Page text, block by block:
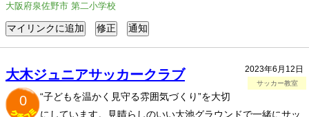
大阪府泉佐野市 第二小学校
2023年6月12日
サッカー教室
大木ジュニアサッカークラブ
0
“子どもを温かく見守る雰囲気づくり”を大切
にしています。見晴らしのいい大池グラウンドで一緒にサッ